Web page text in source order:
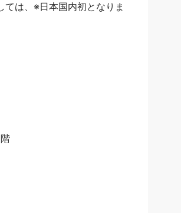
は、※日本国内初となりま